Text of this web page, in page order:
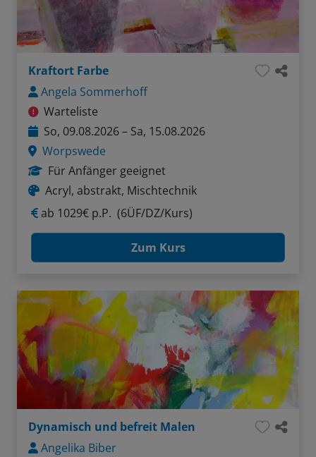
Kraftort Farbe
Angela Sommerhoff
Warteliste
So, 09.08.2026 – Sa, 15.08.2026
Worpswede
Für Anfänger geeignet
Acryl, abstrakt, Mischtechnik
ab 1029€ p.P. (6ÜF/DZ/Kurs)
Zum Kurs
Dynamisch und befreit Malen
Angelika Biber